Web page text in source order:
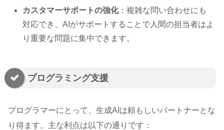
カスタマーサポートの強化：複雑な問い合わせにも
対応でき、AIがサポートすることで人間の担当者はよ
り重要な問題に集中できます。
プログラミング支援
プログラマーにとって、生成AIは頼もしいパートナーとな
り得ます。主な利点は以下の通りです：